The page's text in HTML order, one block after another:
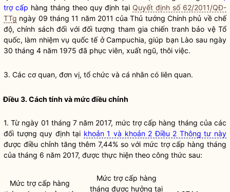
trợ cấp hàng tháng theo quy định tại Quyết định số 62/2011/QĐ-
TTg ngày 09 tháng 11 năm 2011 của Thủ tướng Chính phủ về chế
độ, chính sách đối với đối tượng tham gia chiến tranh bảo vệ Tổ
quốc, làm nhiệm vụ quốc tế ở Campuchia, giúp bạn Lào sau ngày
30 tháng 4 năm 1975 đã phục viên, xuất ngũ, thôi việc.
3. Các cơ quan, đơn vị, tổ chức và cá nhân có liên quan.
Điều 3. Cách tính và mức điều chỉnh
1. Từ ngày 01 tháng 7 năm 2017, mức trợ cấp hàng tháng của các
đối tượng quy định tại khoản 1 và khoản 2 Điều 2 Thông tư này
được điều chỉnh tăng thêm 7,44% so với mức trợ cấp hàng tháng
của tháng 6 năm 2017, được thực hiện theo công thức sau:
Mức trợ cấp hàng
Mức trợ cấp hàng
tháng được hưởng tại